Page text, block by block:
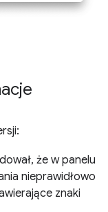
że w panelu
nieprawidłowo
znaki